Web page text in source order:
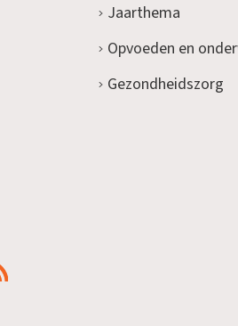
Jaarthema
Opvoeden en
Gezondheidszorg